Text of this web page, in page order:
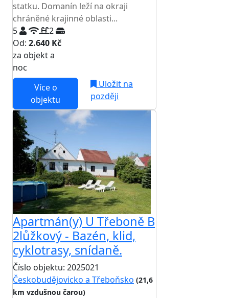
statku. Domanín leží na okraji
chráněné krajinné oblasti...
5
2
Od: 2.640 Kč
za objekt a
noc
Více o
objektu
Uložit na
později
Apartmán(y) U Třeboně B
2lůžkový - Bazén, klid,
cyklotrasy, snídaně.
Číslo objektu: 2025021
Českobudějovicko a Třeboňsko (21,6
km vzdušnou čarou)